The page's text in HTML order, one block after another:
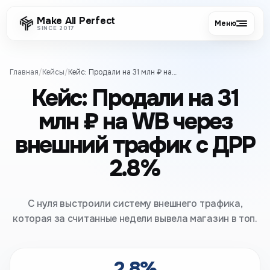
Make All Perfect
SINCE 2017 Меню
Главная/Кейсы/ Кейс: Продали на 31 млн ₽ на WB через внешний трафик с ДРР 2.8%
Кейс: Продали на 31
млн ₽ на WB через
внешний трафик с ДРР
2.8%
С нуля выстроили систему внешнего трафика,
которая за считанные недели вывела магазин в топ.